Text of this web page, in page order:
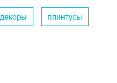
декоры плинтусы